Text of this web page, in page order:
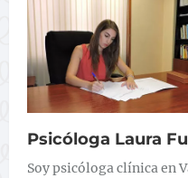
Psicóloga Laura
Soy psicóloga clínica en